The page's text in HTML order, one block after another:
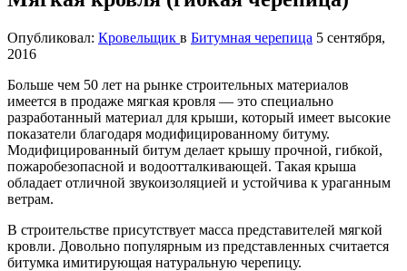
Опубликовал: Кровельщик в Битумная черепица 5 сентября,
2016
Больше чем 50 лет на рынке строительных материалов
имеется в продаже мягкая кровля — это специально
разработанный материал для крыши, который имеет высокие
показатели благодаря модифицированному битуму.
Модифицированный битум делает крышу прочной, гибкой,
пожаробезопасной и водоотталкивающей. Такая крыша
обладает отличной звукоизоляцией и устойчива к ураганным
ветрам.
В строительстве присутствует масса представителей мягкой
кровли. Довольно популярным из представленных считается
битумка имитирующая натуральную черепицу.